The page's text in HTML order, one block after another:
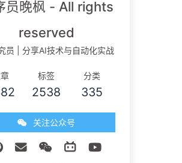
员晚枫 - All rights
reserved
员 | 分享AI技术与自动化实战
标签
2538
分类
335
关注公众号